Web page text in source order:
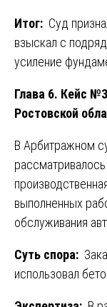
Итог: Суд
взыскал с
усиление
Глава 6. Кейс
Ростовской
В Арбитражном
выполненных
обслуживания
Суть спора:
использовал